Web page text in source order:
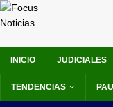
INICIO JUDICIALES
TENDENCIAS